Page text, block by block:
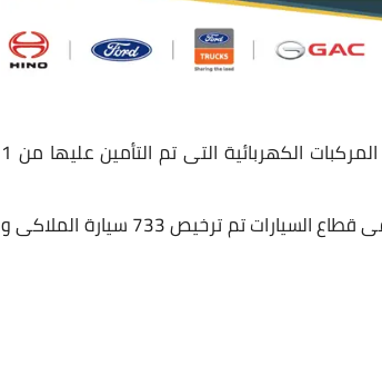
كما أعلنت المجمعه المصرية للتأمين على المركبات بيانًا عن عدد المركبات الكهربائية التى تم التأمين عليها من 1
إجمالى عدد المركبات الكهربائية التى تم ترخيصها 1050 مركبه وفى قطاع السيارات تم ترخيص 733 سيارة الملاكى و